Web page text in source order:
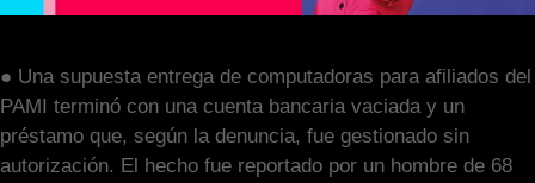
● Una supuesta entrega de computadoras para afiliados del
PAMI terminó con una cuenta bancaria vaciada y un
préstamo que, según la denuncia, fue gestionado sin
autorización. El hecho fue reportado por un hombre de 68